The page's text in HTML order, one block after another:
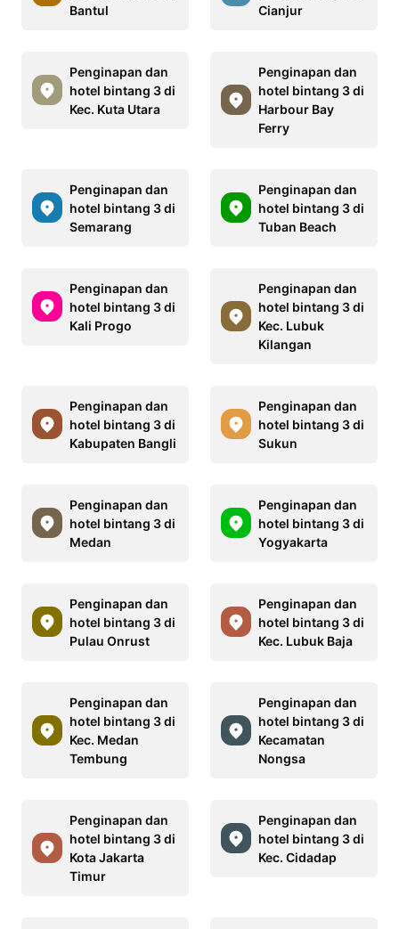
Bantul
Cianjur
Penginapan dan
hotel bintang 3 di
Kec. Kuta Utara
Penginapan dan
hotel bintang 3 di
Harbour Bay
Ferry
Penginapan dan
hotel bintang 3 di
Semarang
Penginapan dan
hotel bintang 3 di
Tuban Beach
Penginapan dan
hotel bintang 3 di
Kali Progo
Penginapan dan
hotel bintang 3 di
Kec. Lubuk
Kilangan
Penginapan dan
hotel bintang 3 di
Kabupaten Bangli
Penginapan dan
hotel bintang 3 di
Sukun
Penginapan dan
hotel bintang 3 di
Medan
Penginapan dan
hotel bintang 3 di
Yogyakarta
Penginapan dan
hotel bintang 3 di
Pulau Onrust
Penginapan dan
hotel bintang 3 di
Kec. Lubuk Baja
Penginapan dan
hotel bintang 3 di
Kec. Medan
Tembung
Penginapan dan
hotel bintang 3 di
Kecamatan
Nongsa
Penginapan dan
hotel bintang 3 di
Kota Jakarta
Timur
Penginapan dan
hotel bintang 3 di
Kec. Cidadap